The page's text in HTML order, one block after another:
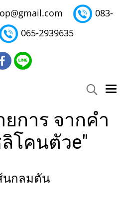
083-
065-2939635
การ จากคำ
โคนตัวe"
นกลมตัน